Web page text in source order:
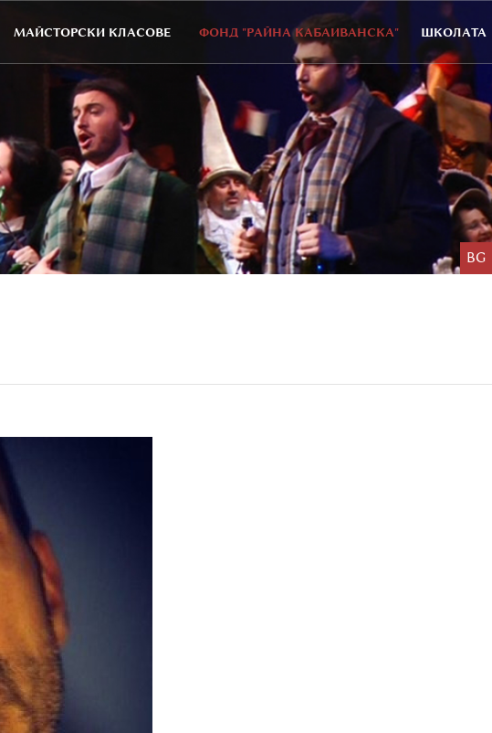
МАЙСТОРСКИ КЛАСОВЕ ФОНД "РАЙНА КАБАИВАНСКА" ШКОЛАТА
BG